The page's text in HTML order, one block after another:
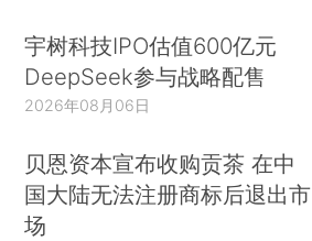
宇树科技IPO估值600亿元
DeepSeek参与战略配售
2026年08月06日
贝恩资本宣布收购贡茶 在中
国大陆无法注册商标后退出市
场